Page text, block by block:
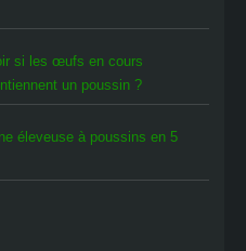
si les œufs en cours
un poussin ?
éleveuse à poussins en 5